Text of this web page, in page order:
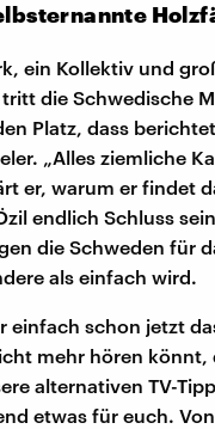
ein Kollektiv und
die Schwedische
Platz, dass
„Alles ziemliche
er, warum er findet
endlich Schluss
die Schweden für
als einfach wird.
einfach schon jetzt
mehr hören könnt,
alternativen TV-
etwas für euch.